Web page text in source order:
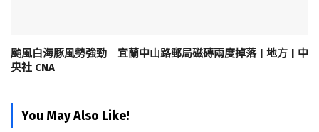
颱風白海豚風勢強勁 宜蘭中山路郵局磁磚兩度掉落 | 地方 | 中
央社 CNA
You May Also Like!